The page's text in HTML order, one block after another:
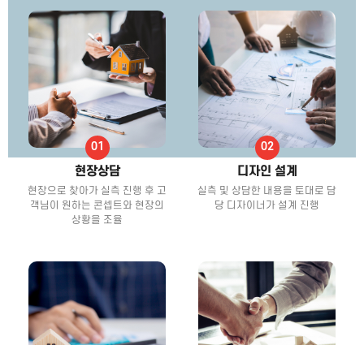
현장상담
현장으로 찾아가 실측 진행 후 고
객님이 원하는 콘셉트와 현장의
상황을 조율
디자인 설계
실측 및 상담한 내용을 토대로 담
당 디자이너가 설계 진행